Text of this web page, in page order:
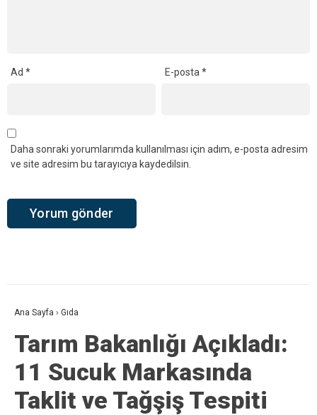
Ad * E-posta*
Daha sonraki yorumlarımda kullanılması için adım, e-posta adresim
ve site adresim bu tarayıcıya kaydedilsin.
Ana Sayfa › Gıda
Tarım Bakanlığı Açıkladı:
11 Sucuk Markasında
Taklit ve Tağşiş Tespiti